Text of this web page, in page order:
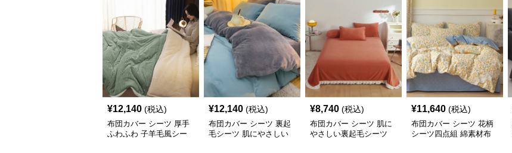
¥12,140 (税込)
布団カバー シーツ 厚手
ふわふわ 子羊毛風シー
¥12,140 (税込)
布団カバー シーツ 裏起
毛シーツ 肌にやさしい
¥8,740 (税込)
布団カバー シーツ 肌に
やさしい裏起毛シーツ
¥11,640 (税込)
布団カバー シーツ 花柄
シーツ四点組 綿素材布